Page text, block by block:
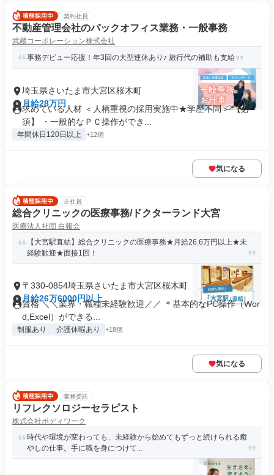
契約社員
不動産管理会社のバックオフィス業務・一般事務
武蔵コーポレーション株式会社
事務デビュー応援！年3回の大型連休あり♪ 旅行代の補助も支給
埼玉県さいたま市大宮区桜木町
月給28万円
求めている人材 ＜人柄重視の採用実施中★学歴不問＞ 【必
須】 ・一般的なＰＣ操作ができ...
年間休日120日以上 +12個
気になる
正社員
総合クリニックの医療事務/ドクターランド大宮
医療法人社団 白報会
【大宮駅直結】総合クリニックの医療事務★月給26.6万円以上★未
経験歓迎★面接1回！
〒330-0854埼玉県さいたま市大宮区桜木町
月給26万6000円以上
資格 ＼＼業界・職種未経験歓迎／／ ＊基本的なPC操作（Wor
d,Excel）ができる...
制服あり 介護休暇あり +18個
気になる
業務委託
リフレクソロジーセラピスト
株式会社ボディワーク
時代や環境が変わっても、未経験から始めてもずっと続けられる癒
やしの仕事。手に職を身につけて...